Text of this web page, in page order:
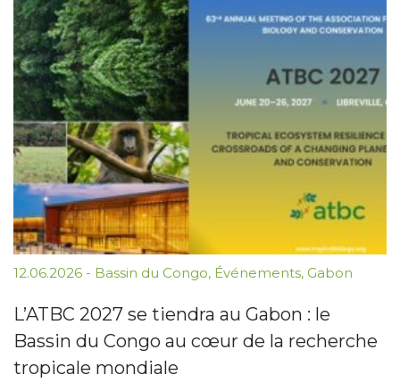
12.06.2026 - Bassin du Congo, Événements, Gabon
L’ATBC 2027 se tiendra au Gabon : le
Bassin du Congo au cœur de la recherche
tropicale mondiale